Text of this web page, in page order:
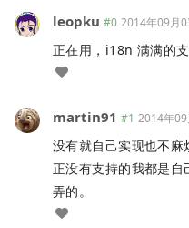
leopku #0 2014年09月
正在用，i18n 满满的
martin91 #1 2014年09
没有就自己实现也不
正没有支持的我都是
弄的。